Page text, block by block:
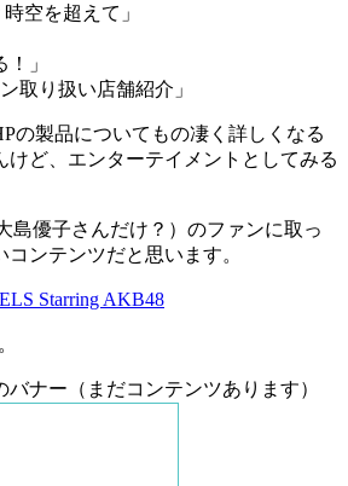
空を超えて」
」
取り扱い店舗紹介」
の製品についてもの凄く詳しくなる
けど、エンターテイメントとしてみる
島優子さんだけ？）のファンに取っ
ンテンツだと思います。
Starring AKB48
。
ナー（まだコンテンツあります）